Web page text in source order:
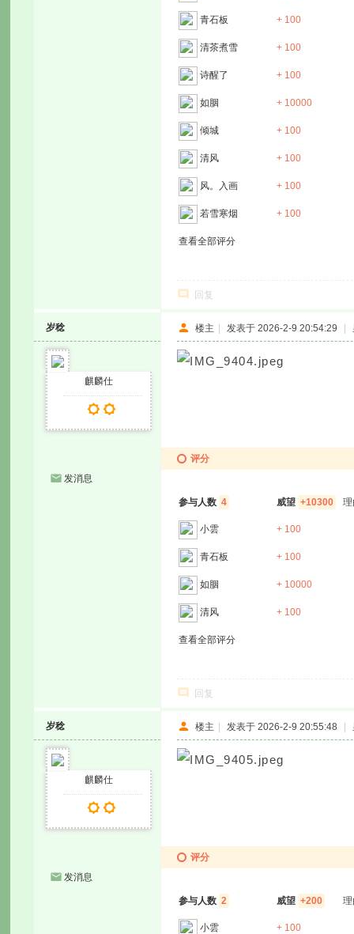
青石板 + 100
清茶煮雪 + 100
诗醒了 + 100
如胭 + 10000
倾城 + 100
清风 + 100
风。入画 + 100
若雪寒烟 + 100
查看全部评分
回复
岁稔
麒麟仕
发消息
楼主 | 发表于 2026-2-9 20:54:29 |
评分
参与人数 4 威望 +10300 理
小雲 + 100
青石板 + 100
如胭 + 10000
清风 + 100
查看全部评分
回复
岁稔
麒麟仕
发消息
楼主 | 发表于 2026-2-9 20:55:48 |
评分
参与人数 2 威望 +200 理
小雲 + 100